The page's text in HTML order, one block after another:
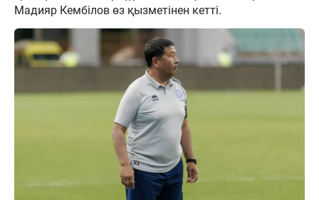
Мадияр Кембілов өз қызметінен кетті.